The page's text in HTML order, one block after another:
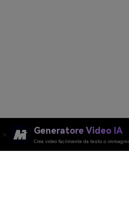
Generatore Video IA
Crea video facilmente da testo o immagini